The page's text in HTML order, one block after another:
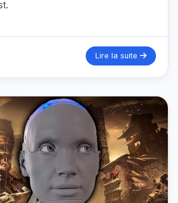
Lire la suite